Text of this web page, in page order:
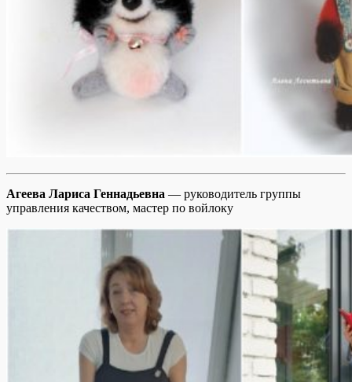
Агеева Лариса Геннадьевна — руководитель группы
управления качеством, мастер по войлоку